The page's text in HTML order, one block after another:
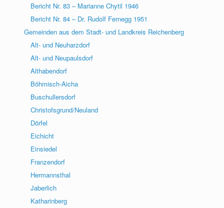
Bericht Nr. 83 – Marianne Chytil 1946
Bericht Nr. 84 – Dr. Rudolf Fernegg 1951
Gemeinden aus dem Stadt- und Landkreis Reichenberg
Alt- und Neuharzdorf
Alt- und Neupaulsdorf
Althabendorf
Böhmisch-Aicha
Buschullersdorf
Christofsgrund/Neuland
Dörfel
Eichicht
Einsiedel
Franzendorf
Hermannsthal
Jaberlich
Katharinberg